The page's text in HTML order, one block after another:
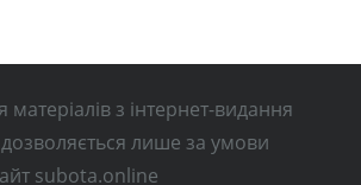
з інтернет-видання
лише за умови
subota.online